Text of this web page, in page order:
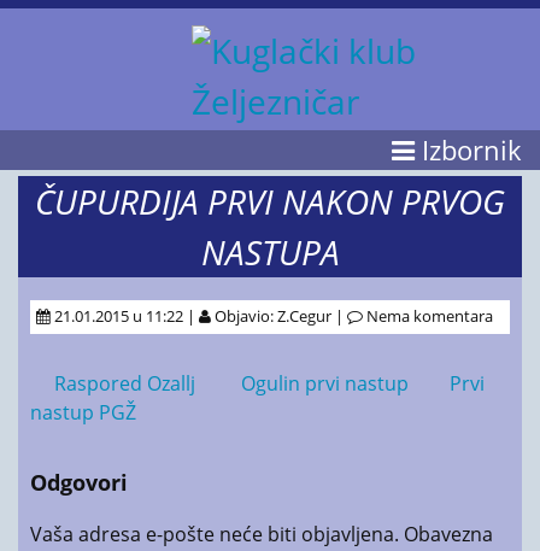
Izbornik
ČUPURDIJA PRVI NAKON PRVOG
NASTUPA
21.01.2015 u 11:22 | Objavio: Z.Cegur | Nema komentara
Raspored Ozallj Ogulin prvi nastup
Prvi
nastup PGŽ
Odgovori
Vaša adresa e-pošte neće biti objavljena. Obavezna